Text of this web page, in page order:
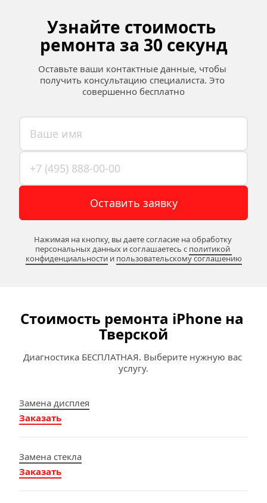
Узнайте стоимость
ремонта за 30 секунд
Оставьте ваши контактные данные, чтобы
получить консультацию специалиста. Это
совершенно бесплатно
Оставить заявку
Нажимая на кнопку, вы даете согласие на обработку
персональных данных и соглашаетесь c политикой
конфиденциальности и пользовательскому соглашению
Стоимость ремонта iPhone на
Тверской
Диагностика БЕСПЛАТНАЯ. Выберите нужную вас
услугу.
Замена дисплея
Заказать
Замена стекла
Заказать